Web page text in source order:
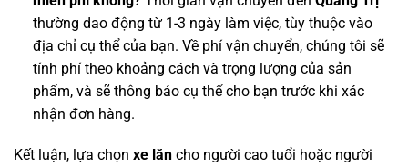
thường dao động từ 1-3 ngày làm việc, tùy thuộc vào
địa chỉ cụ thể của bạn. Về phí vận chuyển, chúng tôi sẽ
tính phí theo khoảng cách và trọng lượng của sản
phẩm, và sẽ thông báo cụ thể cho bạn trước khi xác
nhận đơn hàng.
Kết luận, lựa chọn xe lăn cho người cao tuổi hoặc người